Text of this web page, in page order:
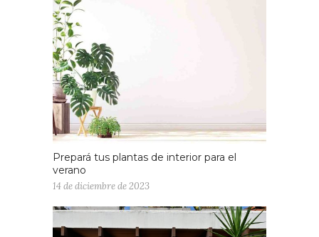
Prepará tus plantas de interior para el
verano
14 de diciembre de 2023